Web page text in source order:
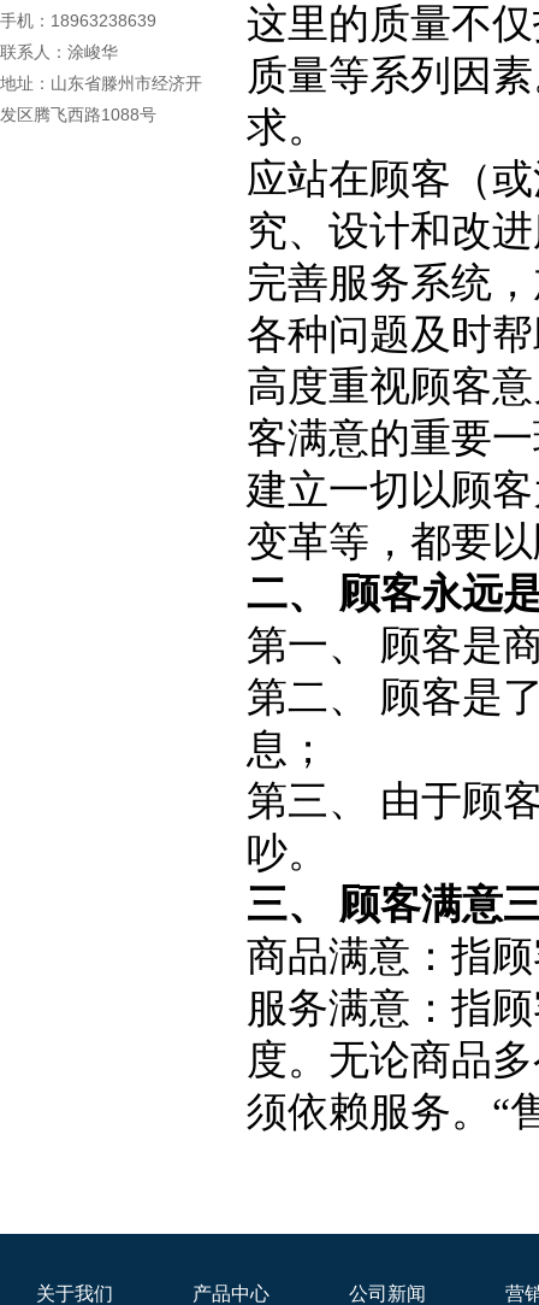
手机：18963238639
联系人：涂峻华
地址：山东省滕州市经济开
发区腾飞西路1088号
这里的质量不
质量等系列因
求。
应站在顾客（
究、设计和改
完善服务系统
各种问题及时
高度重视顾客
客满意的重要
建立一切以顾
变革等，都要
二、 顾客永远
第一、 顾客是
第二、 顾客是
息；
第三、 由于顾
吵。
三、 顾客满意
商品满意：指
服务满意：指
度。无论商品
须依赖服务。“
关于我们 产品中心 公司新闻 营